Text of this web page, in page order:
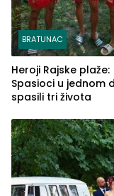
BRATUNAC
Heroji Rajske plaže:
Spasioci u jednom
spasili tri života